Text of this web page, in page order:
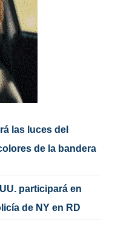
las luces del
de la bandera
participará en
de NY en RD